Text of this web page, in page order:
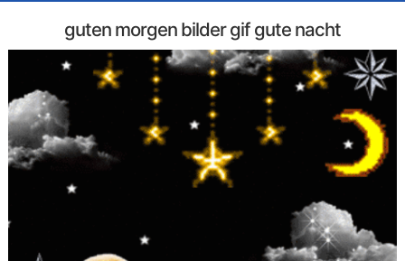
guten morgen bilder gif gute nacht